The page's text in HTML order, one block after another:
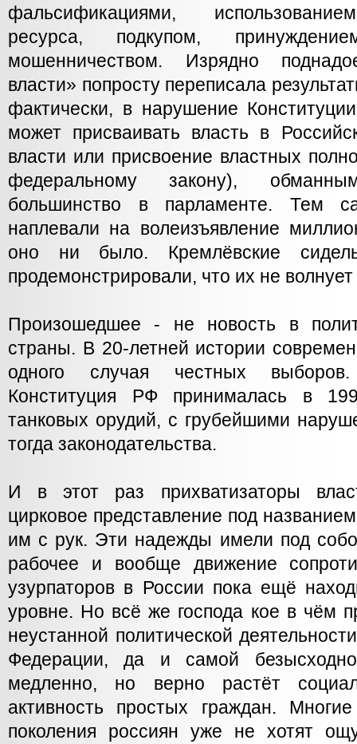
фальсификациями,
ресурса, подкупом,
мошенничеством. Изрядно
власти» попросту переписала
фактически, в нарушение
может присваивать власть в
власти или присвоение властных
федеральному закону),
большинство в парламенте. Тем
наплевали на волеизъявление
оно ни было. Кремлёвские
продемонстрировали, что их не
Произошедшее - не новость в
страны. В 20-летней истории
одного случая честных
Конституция РФ принималась в
танковых орудий, с грубейшими
тогда законодательства.
И в этот раз прихватизаторы
цирковое представление под
им с рук. Эти надежды имели под
рабочее и вообще движение
узурпаторов в России пока ещё
уровне. Но всё же господа кое в чём
неустанной политической
Федерации, да и самой
медленно, но верно растёт
активность простых граждан.
поколения россиян уже не хотят